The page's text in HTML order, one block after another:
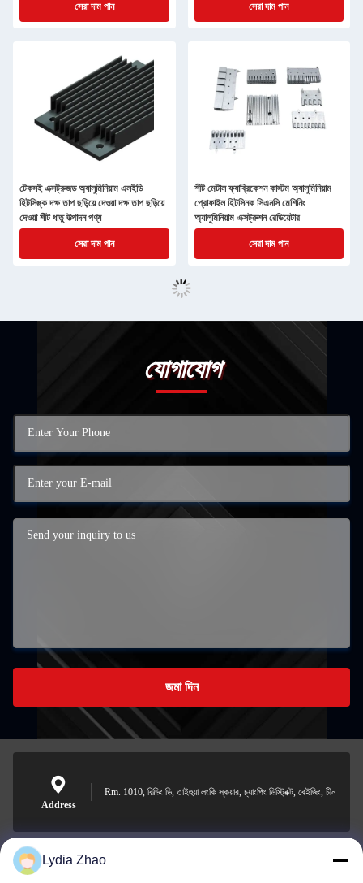
সেরা দাম পান সেরা দাম পান
টেকসই এক্সট্রুজড অ্যালুমিনিয়াম এলইডি
হিটসিঙ্ক দক্ষ তাপ ছড়িয়ে দেওয়া দক্ষ তাপ ছড়িয়ে
দেওয়া শীট ধাতু উত্পাদন পণ্য
সেরা দাম পান
শীট মেটাল ফ্যাব্রিকেশন কাস্টম অ্যালুমিনিয়াম
প্রোফাইল হিটসিনক সিএনসি মেশিনিং
অ্যালুমিনিয়াম এক্সট্রুশন রেডিয়েটার
সেরা দাম পান
যোগাযোগ
জমা দিন
Address
Rm. 1010, বিল্ডিং ডি, তাইহুয়া লংকি স্কয়ার, চ্যাংপিং ডিস্ট্রিক্ট, বেইজিং, চীন
Lydia Zhao